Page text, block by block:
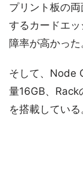
プリント板の
するカードエ
障率が高かった
そして、Node
量16GB、Rack
を搭載している